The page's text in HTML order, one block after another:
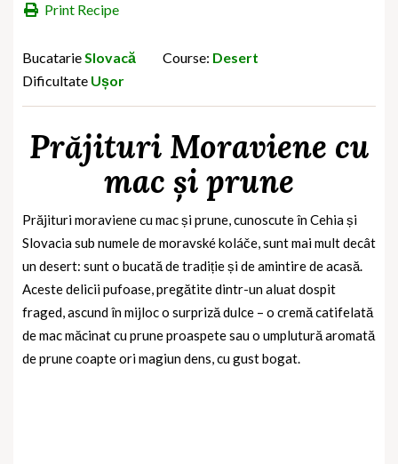
Print Recipe
BucatarieSlovacă Course: Desert
Dificultate Ușor
Prăjituri Moraviene cu
mac și prune
Prăjituri moraviene cu mac și prune, cunoscute în Cehia și
Slovacia sub numele demoravské koláče, sunt mai mult decât
un desert: sunt o bucată de tradiție și de amintire de acasă.
Aceste delicii pufoase, pregătite dintr-un aluat dospit
fraged, ascund în mijloc o surpriză dulce – o cremă catifelată
de mac măcinat cu prune proaspete sau o umplutură aromată
de prune coapte ori magiun dens, cu gust bogat.